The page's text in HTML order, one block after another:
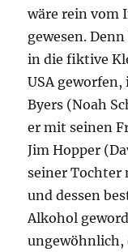
wäre rein vom
gewesen.
in die fiktive
USA
Byers (Noah
er mit seinen
Jim Hopper
seiner Tochter
und dessen
Alkohol
ungewöhnlich,